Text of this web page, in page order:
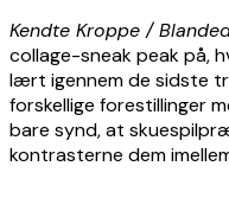
Kendte Kroppe /
collage-sneak peak på,
lært igennem de sidste
forskellige forestillinger
bare synd, at
kontrasterne dem